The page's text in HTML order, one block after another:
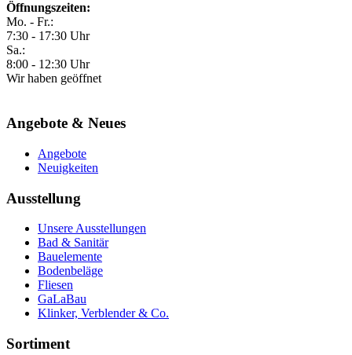
Öffnungszeiten:
Mo. - Fr.:
7:30 - 17:30 Uhr
Sa.:
8:00 - 12:30 Uhr
Wir haben geöffnet
Angebote & Neues
Angebote
Neuigkeiten
Ausstellung
Unsere Ausstellungen
Bad & Sanitär
Bauelemente
Bodenbeläge
Fliesen
GaLaBau
Klinker, Verblender & Co.
Sortiment